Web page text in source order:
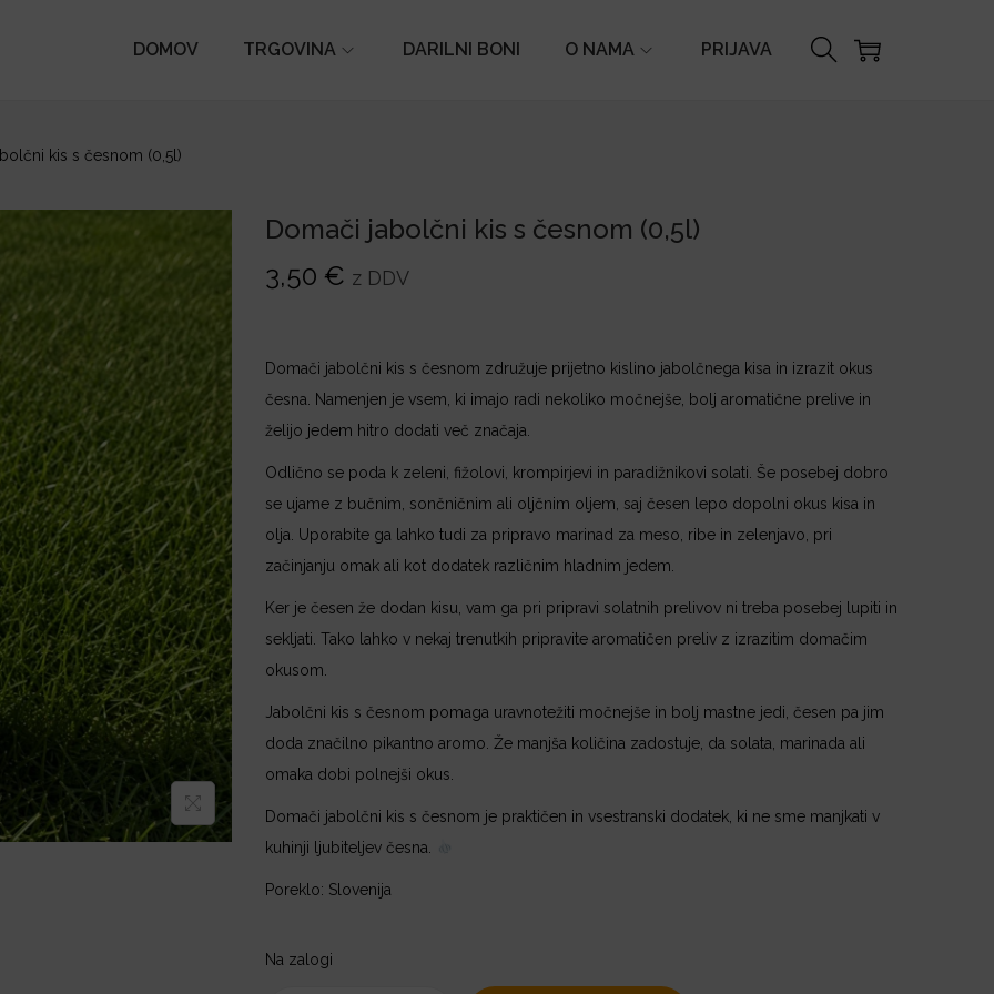
DOMOV TRGOVINA DARILNI BONI O NAMA PRIJAVA
kis s česnom (0,5l)
Domači jabolčni kis s česnom (0,5l)
3,50 € z DDV
Domači jabolčni kis s česnom združuje prijetno kislino jabolčnega kisa in izrazit okus
česna. Namenjen je vsem, ki imajo radi nekoliko močnejše, bolj aromatične prelive in
želijo jedem hitro dodati več značaja.
Odlično se poda k zeleni, fižolovi, krompirjevi in paradižnikovi solati. Še posebej dobro
se ujame z bučnim, sončničnim ali oljčnim oljem, saj česen lepo dopolni okus kisa in
olja. Uporabite ga lahko tudi za pripravo marinad za meso, ribe in zelenjavo, pri
začinjanju omak ali kot dodatek različnim hladnim jedem.
Ker je česen že dodan kisu, vam ga pri pripravi solatnih prelivov ni treba posebej lupiti in
sekljati. Tako lahko v nekaj trenutkih pripravite aromatičen preliv z izrazitim domačim
okusom.
Jabolčni kis s česnom pomaga uravnotežiti močnejše in bolj mastne jedi, česen pa jim
doda značilno pikantno aromo. Že manjša količina zadostuje, da solata, marinada ali
omaka dobi polnejši okus.
Domači jabolčni kis s česnom je praktičen in vsestranski dodatek, ki ne sme manjkati v
kuhinji ljubiteljev česna.
Poreklo: Slovenija
Na zalogi